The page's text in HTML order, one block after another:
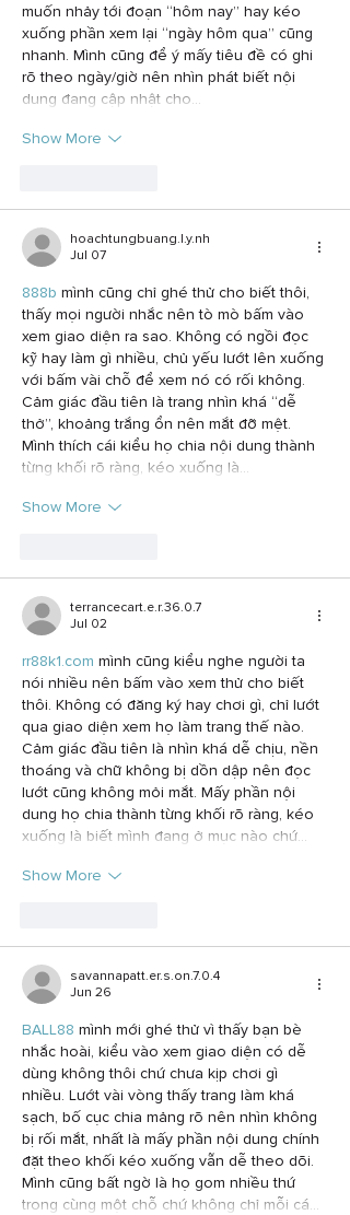
muốn nhảy tới đoạn “hôm nay” hay kéo
xuống phần xem lại “ngày hôm qua” cũng
nhanh. Mình cũng để ý mấy tiêu đề có ghi
rõ theo ngày/giờ nên nhìn phát biết nội
dung đang cập nhật cho…
Show More
hoachtungbuang.l.y.nh
Jul 07
888b mình cũng chỉ ghé thử cho biết thôi,
thấy mọi người nhắc nên tò mò bấm vào
xem giao diện ra sao. Không có ngồi đọc
kỹ hay làm gì nhiều, chủ yếu lướt lên xuống
với bấm vài chỗ để xem nó có rối không.
Cảm giác đầu tiên là trang nhìn khá “dễ
thở”, khoảng trắng ổn nên mắt đỡ mệt.
Mình thích cái kiểu họ chia nội dung thành
từng khối rõ ràng, kéo xuống là…
Show More
terrancecart.e.r.36.0.7
Jul 02
rr88k1.com mình cũng kiểu nghe người ta
nói nhiều nên bấm vào xem thử cho biết
thôi. Không có đăng ký hay chơi gì, chỉ lướt
qua giao diện xem họ làm trang thế nào.
Cảm giác đầu tiên là nhìn khá dễ chịu, nền
thoáng và chữ không bị dồn dập nên đọc
lướt cũng không mỏi mắt. Mấy phần nội
dung họ chia thành từng khối rõ ràng, kéo
xuống là biết mình đang ở mục nào chứ…
Show More
savannapatt.er.s.on.7.0.4
Jun 26
BALL88 mình mới ghé thử vì thấy bạn bè
nhắc hoài, kiểu vào xem giao diện có dễ
dùng không thôi chứ chưa kịp chơi gì
nhiều. Lướt vài vòng thấy trang làm khá
sạch, bố cục chia mảng rõ nên nhìn không
bị rối mắt, nhất là mấy phần nội dung chính
đặt theo khối kéo xuống vẫn dễ theo dõi.
Mình cũng bất ngờ là họ gom nhiều thứ
trong cùng một chỗ chứ không chỉ mỗi cá…